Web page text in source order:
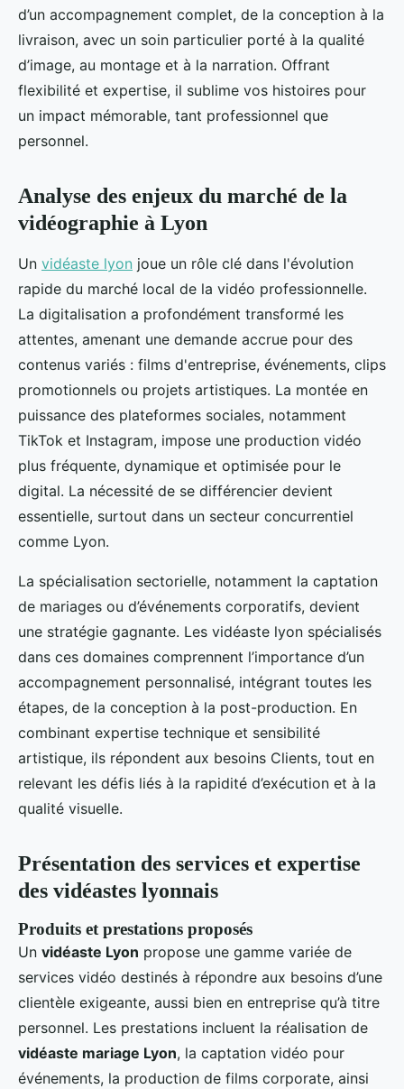
d’un accompagnement complet, de la conception à la
livraison, avec un soin particulier porté à la qualité
d’image, au montage et à la narration. Offrant
flexibilité et expertise, il sublime vos histoires pour
un impact mémorable, tant professionnel que
personnel.
Analyse des enjeux du marché de la
vidéographie à Lyon
Un vidéaste lyon joue un rôle clé dans l'évolution
rapide du marché local de la vidéo professionnelle.
La digitalisation a profondément transformé les
attentes, amenant une demande accrue pour des
contenus variés : films d'entreprise, événements, clips
promotionnels ou projets artistiques. La montée en
puissance des plateformes sociales, notamment
TikTok et Instagram, impose une production vidéo
plus fréquente, dynamique et optimisée pour le
digital. La nécessité de se différencier devient
essentielle, surtout dans un secteur concurrentiel
comme Lyon.
La spécialisation sectorielle, notamment la captation
de mariages ou d’événements corporatifs, devient
une stratégie gagnante. Les vidéaste lyon spécialisés
dans ces domaines comprennent l’importance d’un
accompagnement personnalisé, intégrant toutes les
étapes, de la conception à la post-production. En
combinant expertise technique et sensibilité
artistique, ils répondent aux besoins Clients, tout en
relevant les défis liés à la rapidité d’exécution et à la
qualité visuelle.
Présentation des services et expertise
des vidéastes lyonnais
Produits et prestations proposés
Un vidéaste Lyon propose une gamme variée de
services vidéo destinés à répondre aux besoins d’une
clientèle exigeante, aussi bien en entreprise qu’à titre
personnel. Les prestations incluent la réalisation de
vidéaste mariage Lyon, la captation vidéo pour
événements, la production de films corporate, ainsi